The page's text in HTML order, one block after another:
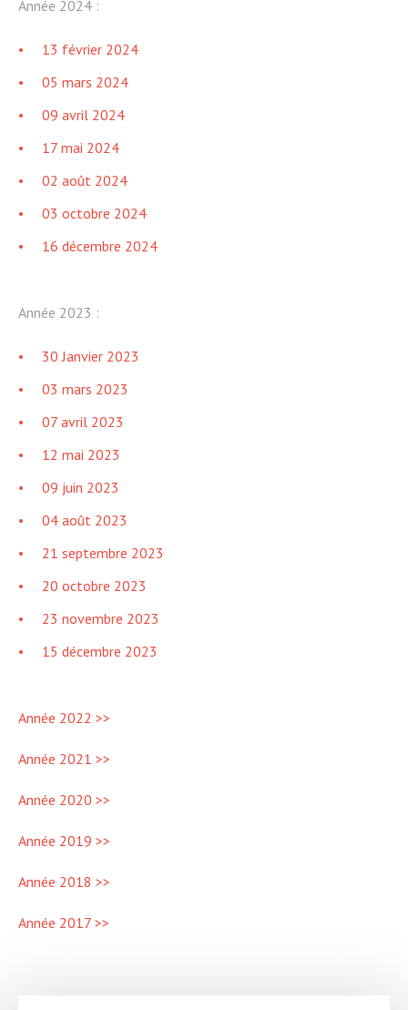
Année 2024 :
13 février 2024
05 mars 2024
09 avril 2024
17 mai 2024
02 août 2024
03 octobre 2024
16 décembre 2024
Année 2023 :
30 Janvier 2023
03 mars 2023
07 avril 2023
12 mai 2023
09 juin 2023
04 août 2023
21 septembre 2023
20 octobre 2023
23 novembre 2023
15 décembre 2023
Année 2022 >>
Année 2021 >>
Année 2020 >>
Année 2019 >>
Année 2018 >>
Année 2017 >>